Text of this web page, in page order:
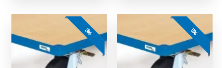
5%
prix
initial
était :
actuel
est :
247,00 €.
5%
prix
initial
était :
actuel
est :
164,00 €.